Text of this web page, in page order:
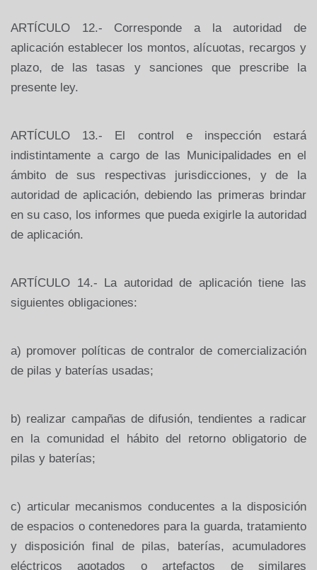
ARTÍCULO 12.- Corresponde a la autoridad
de
aplicación establecer los montos, alícuotas, recargos y
plazo, de las tasas y sanciones que prescribe la
presente ley.
ARTÍCULO 13.- El control e inspección
estará
indistintamente a cargo de las Municipalidades en el
ámbito de sus respectivas jurisdicciones, y de la
autoridad de aplicación, debiendo las primeras brindar
en su caso, los informes que pueda exigirle la autoridad
de aplicación.
ARTÍCULO 14.- La autoridad de aplicación tiene las
siguientes obligaciones:
a) promover políticas de contralor de comercialización
de pilas y baterías usadas;
b) realizar campañas de difusión, tendientes a radicar
en la comunidad el hábito del retorno obligatorio de
pilas y baterías;
c) articular mecanismos conducentes a la disposición
de espacios o contenedores para la guarda, tratamiento
y disposición final de pilas, baterías, acumuladores
eléctricos agotados o artefactos de similares